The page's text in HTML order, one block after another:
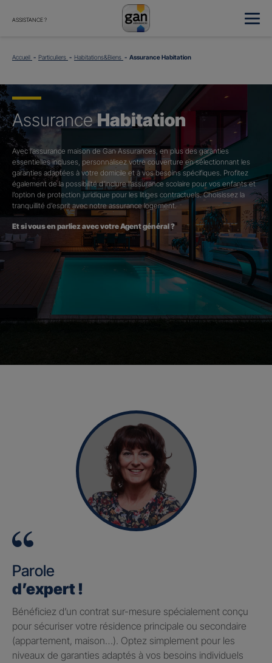
ASSISTANCE ?
Accueil Particuliers Habitations&Biens Assurance Habitation
AssuranceHabitation
Avec l’assurance maison de Gan Assurances, en plus des garanties
essentielles incluses, personnalisez votre couverture en sélectionnant les
garanties adaptées à votre domicile et à vos besoins spécifiques. Profitez
également de la possibilité d’inclure l’assurance scolaire pour vos enfants et
l’option de protection juridique pour les litiges contractuels. Choisissez la
tranquillité d’esprit avec notre assurance logement.
Et si vous en parliez avec votre Agent général ?
Parole
d’expert !
Bénéficiez d’un contrat sur-mesure spécialement conçu
pour sécuriser votre résidence principale ou secondaire
(appartement, maison…). Optez simplement pour les
niveaux de garanties adaptés à vos besoins individuels